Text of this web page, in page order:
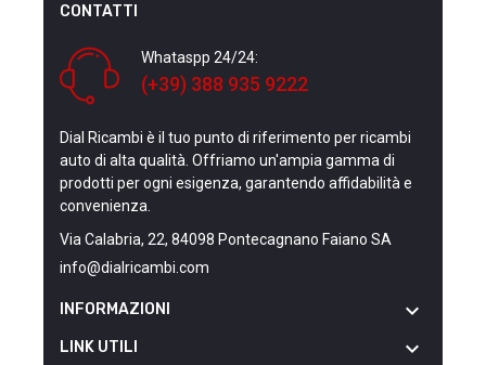
CONTATTI
Whataspp 24/24:
(+39) 388 935 9222
Dial Ricambi è il tuo punto di riferimento per ricambi
auto di alta qualità. Offriamo un'ampia gamma di
prodotti per ogni esigenza, garantendo affidabilità e
convenienza.
Via Calabria, 22, 84098 Pontecagnano Faiano SA
info@dialricambi.com
INFORMAZIONI 
LINK UTILI 